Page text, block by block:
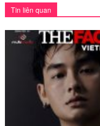
Tin liên quan